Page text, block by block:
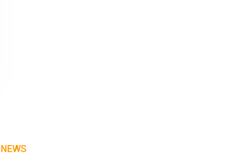
NEWS